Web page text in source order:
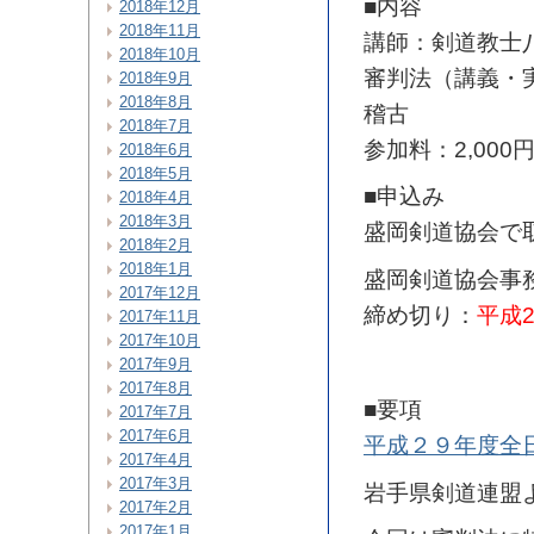
■内容
講師：剣道教
審判法（講義・
稽古
参加料：2,000円
■申込み
盛岡剣道協会で
盛岡剣道協会事
締め切り： 平成
■要項
平成２９年度全
岩手県剣道連盟
2018年12月
2018年11月
2018年10月
2018年9月
2018年8月
2018年7月
2018年6月
2018年5月
2018年4月
2018年3月
2018年2月
2018年1月
2017年12月
2017年11月
2017年10月
2017年9月
2017年8月
2017年7月
2017年6月
2017年4月
2017年3月
2017年2月